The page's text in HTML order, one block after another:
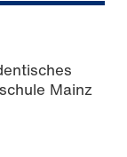
Mainz